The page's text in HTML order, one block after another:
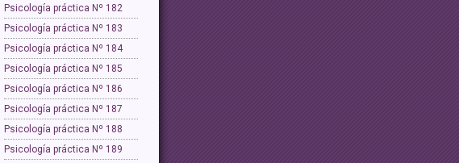
Psicología práctica Nº 182
Psicología práctica Nº 183
Psicología práctica Nº 184
Psicología práctica Nº 185
Psicología práctica Nº 186
Psicología práctica Nº 187
Psicología práctica Nº 188
Psicología práctica Nº 189